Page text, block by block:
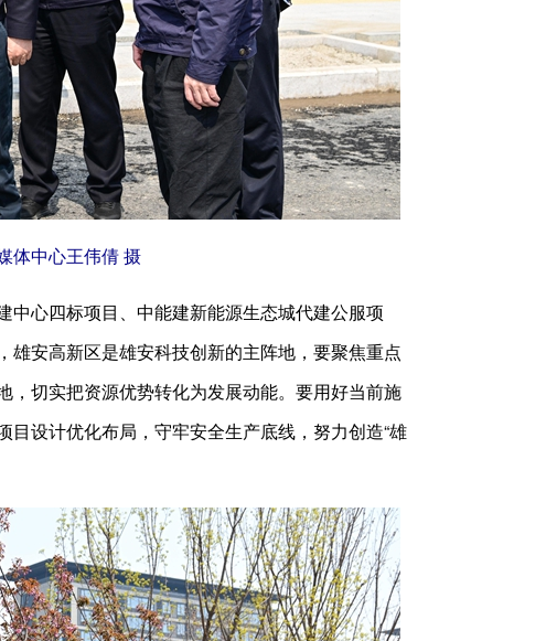
体中心王伟倩 摄
心四标项目、中能建新能源生态城代建公服项
安高新区是雄安科技创新的主阵地，要聚焦重点
切实把资源优势转化为发展动能。要用好当前施
设计优化布局，守牢安全生产底线，努力创造“雄